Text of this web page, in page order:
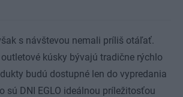
s návštevou nemali príliš otáľať.
kúsky bývajú tradične rýchlo
budú dostupné len do vypredania
sú DNI EGLO ideálnou príležitosťou